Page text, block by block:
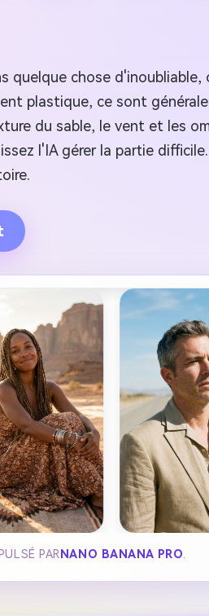
quelque chose d'inoubliable,
plastique, ce sont
du sable, le vent et les
l'IA gérer la partie
PAR NANO BANANA PRO